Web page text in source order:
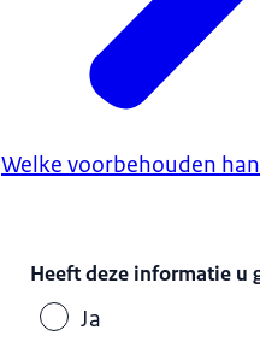
Welke voorbehouden
Heeft deze informatie u
Ja